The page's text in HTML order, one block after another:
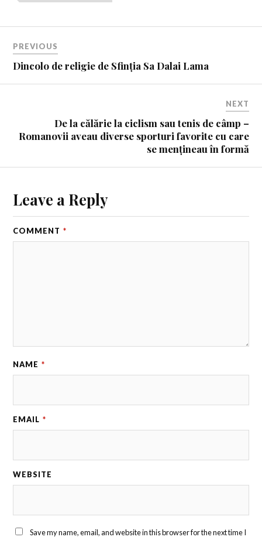
PREVIOUS
Dincolo de religie de Sfinția Sa Dalai Lama
NEXT
De la călărie la ciclism sau tenis de câmp –
Romanovii aveau diverse sporturi favorite cu care
se mențineau în formă
Leave a Reply
COMMENT *
NAME *
EMAIL *
WEBSITE
Save my name, email, and website in this browser for the next time I